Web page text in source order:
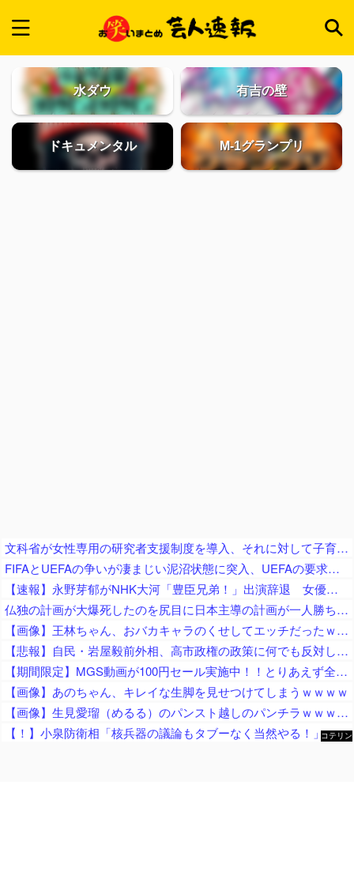
水ダウ 有吉の壁
ドキュメンタル M-1グランプリ
文科省が女性専用の研究者支援制度を導入、それに対して子育て負担に苦しむ若手男性研究者は……
FIFAとUEFAの争いが凄まじい泥沼状態に突入、UEFAの要求を呑んだFIFAだったがUEFA側は強硬姿勢を崩さず……
【速報】永野芽郁がNHK大河「豊臣兄弟！」出演辞退 女優業は事実上、活動休止へ…不倫疑惑余波ドラマにも
仏独の計画が大爆死したのを尻目に日本主導の計画が一人勝ち状態に、日本政府がドイツを露骨に疫病神扱いして……
【画像】王林ちゃん、おバカキャラのくせしてエッチだったｗｗｗｗｗｗｗｗ
【悲報】自民・岩屋毅前外相、高市政権の政策に何でも反対してしまう「ポピュリズムがー！立法事実がー！国民の総意がー！数の暴力がー！」ｗｗｗｗｗｗｗｗｗｗｗｗ
【期間限定】MGS動画が100円セール実施中！！とりあえず全部買うやろｗｗｗｗｗ
【画像】あのちゃん、キレイな生脚を見せつけてしまうｗｗｗｗ
【画像】生見愛瑠（めるる）のパンスト越しのパンチラｗｗｗｗｗ
【！】小泉防衛相「核兵器の議論もタブーなく当然やる！」 → 漫画家さん「テレビも新聞も騒げ！憲法違反の暴論！辞任どころか辞職すべき！」
コテリン